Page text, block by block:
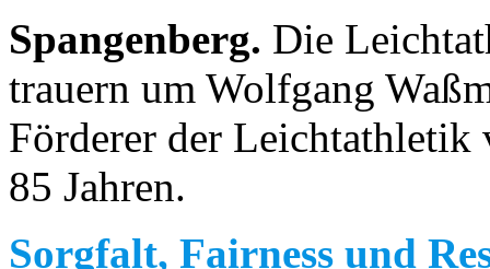
Spangenberg. Die
trauern um Wolfgang
Förderer der
85 Jahren.
Sorgfalt, Fairness und